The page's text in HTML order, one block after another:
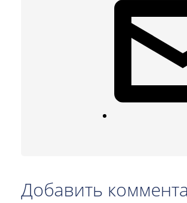
Добавить